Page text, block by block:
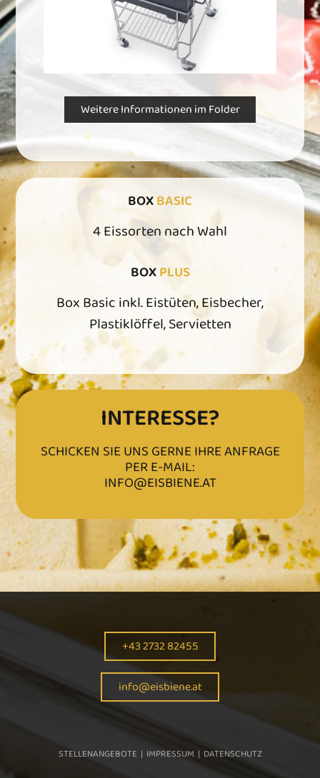
Weitere Informationen im Folder
BOXBASIC
4 Eissorten nach Wahl
BOXPLUS
Box Basic inkl. Eistüten, Eisbecher,
Plastiklöffel, Servietten
INTERESSE?
SCHICKEN SIE UNS GERNE IHRE ANFRAGE
PER E-MAIL:
INFO@EISBIENE.AT
+43 2732 82455
info@eisbiene.at
STELLENANGEBOTE | IMPRESSUM | DATENSCHUTZ